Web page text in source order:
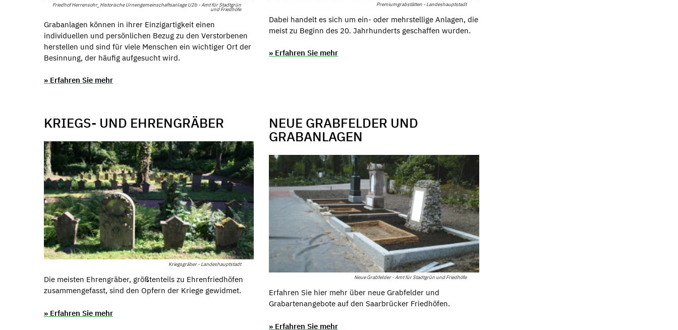
Friedhof Herrensohr_Historische Urnengemeinschaftsanlage U2b - Amt für Stadtgrün
und Friedhöfe
Grabanlagen können in ihrer Einzigartigkeit einen
individuellen und persönlichen Bezug zu den Verstorbenen
herstellen und sind für viele Menschen ein wichtiger Ort der
Besinnung, der häufig aufgesucht wird.
» Erfahren Sie mehr
Premiumgrabstätten - Landeshauptstadt
Dabei handelt es sich um ein- oder mehrstellige Anlagen, die
meist zu Beginn des 20. Jahrhunderts geschaffen wurden.
» Erfahren Sie mehr
KRIEGS- UND EHRENGRÄBER
Kriegsgräber - Landeshauptstadt
Die meisten Ehrengräber, größtenteils zu Ehrenfriedhöfen
zusammengefasst, sind den Opfern der Kriege gewidmet.
» Erfahren Sie mehr
NEUE GRABFELDER UND
GRABANLAGEN
Neue Grabfelder - Amt für Stadtgrün und Friedhöfe
Erfahren Sie hier mehr über neue Grabfelder und
Grabartenangebote auf den Saarbrücker Friedhöfen.
» Erfahren Sie mehr